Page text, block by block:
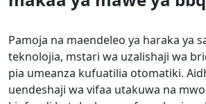
Pamoja na maendeleo ya haraka ya
teknolojia, mstari wa uzalishaji wa
pia umeanza kufuatilia otomatiki.
uendeshaji wa vifaa utakuwa na